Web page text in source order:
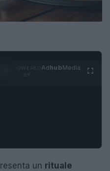
AdhubMedia
un rituale